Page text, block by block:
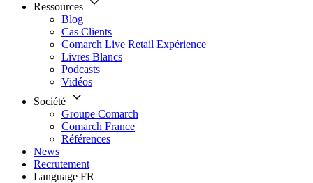
Ressources
Blog
Cas Clients
Comarch Live Retail Expérience
Livres Blancs
Podcasts
Vidéos
Société
Groupe Comarch
Comarch France
Références
News
Recrutement
Language FR